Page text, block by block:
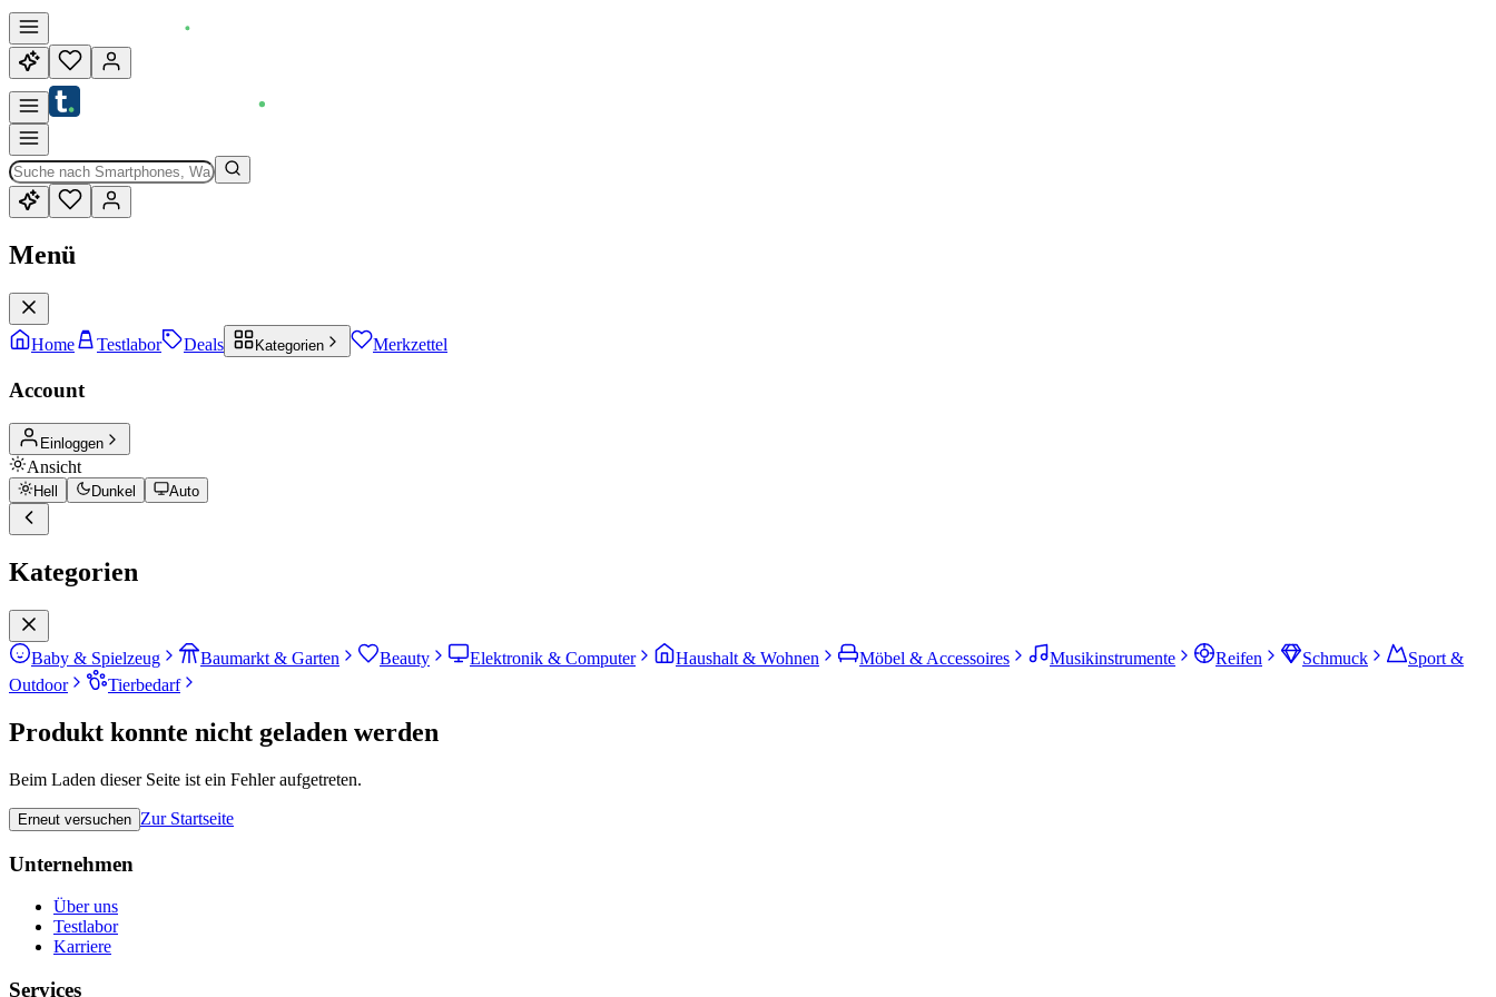
Menü
Home Testlabor Deals Kategorien Merkzettel
Account
Einloggen
Ansicht
Hell Dunkel Auto
Kategorien
Baby & Spielzeug Baumarkt & Garten Beauty Elektronik & Computer Haushalt & Wohnen Möbel & Accessoires Musikinstrumente Reifen Schmuck
Sport &
Outdoor
Tierbedarf
Produkt konnte nicht geladen werden
Beim Laden dieser Seite ist ein Fehler aufgetreten.
Erneut versuchen Zur Startseite
Unternehmen
Über uns
Testlabor
Karriere
Services